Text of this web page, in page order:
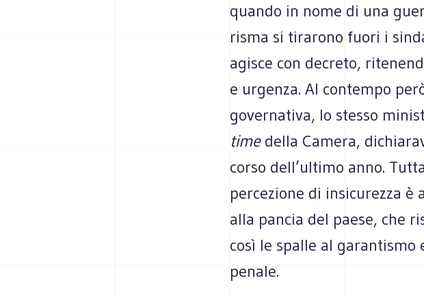
quando in nome di una
risma si tirarono fuori i
agisce con decreto,
e urgenza. Al contempo
governativa, lo stesso
timedella Camera,
corso dell’ultimo anno.
percezione di insicurezza è
alla pancia del paese, che
così le spalle al
penale.